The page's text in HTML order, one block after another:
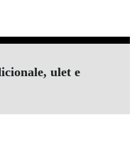
ulet e